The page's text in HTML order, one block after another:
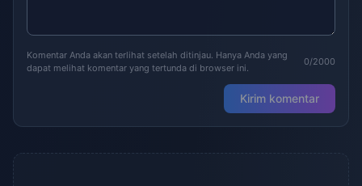
Komentar Anda akan terlihat setelah ditinjau. Hanya Anda yang
dapat melihat komentar yang tertunda di browser ini.
0/2000
Kirim komentar